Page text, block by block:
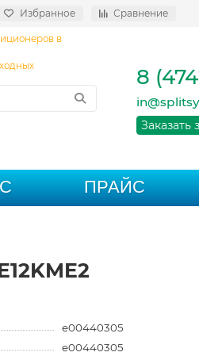
Избранное Сравнение
в
8
Заказать
ПРАЙС
e00440305
e00440305